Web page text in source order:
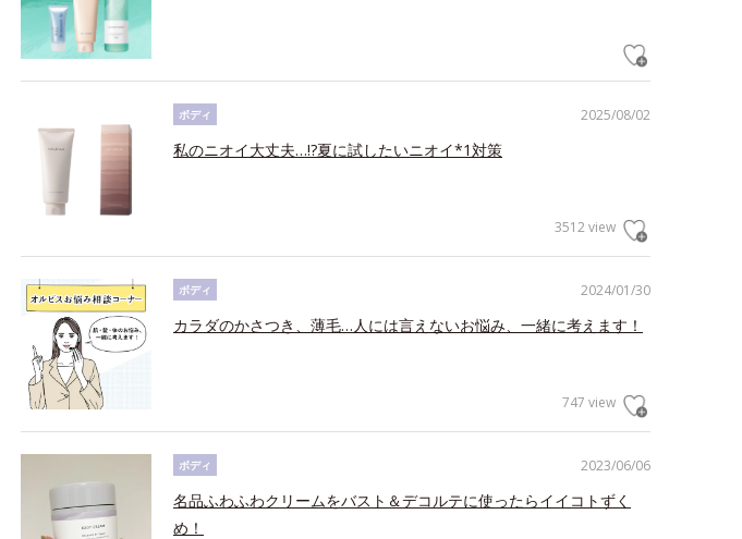
2025/08/02
ボディ
私のニオイ大丈夫…!?夏に試したいニオイ*1対策
3512 view
2024/01/30
ボディ
カラダのかさつき、薄毛…人には言えないお悩み、一緒に考えます！
747 view
2023/06/06
ボディ
名品ふわふわクリームをバスト＆デコルテに使ったらイイコトずく
め！